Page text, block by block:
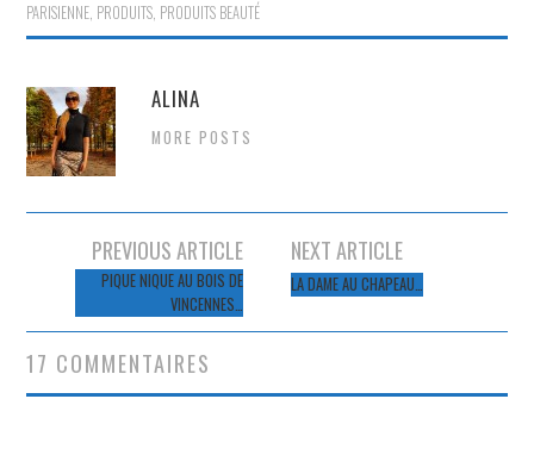
PARISIENNE, PRODUITS, PRODUITS BEAUTÉ
ALINA
MORE POSTS
Navigation
articles
PREVIOUS ARTICLE
PIQUE NIQUE AU BOIS DE
VINCENNES…
NEXT ARTICLE
LA DAME AU CHAPEAU…
17 COMMENTAIRES